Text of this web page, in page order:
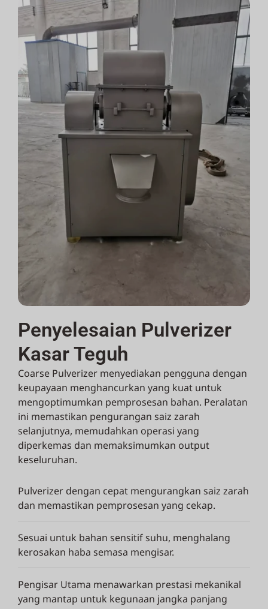
Penyelesaian Pulverizer
Kasar Teguh
Coarse Pulverizer menyediakan pengguna dengan
keupayaan menghancurkan yang kuat untuk
mengoptimumkan pemprosesan bahan. Peralatan
ini memastikan pengurangan saiz zarah
selanjutnya, memudahkan operasi yang
diperkemas dan memaksimumkan output
keseluruhan.
Pulverizer dengan cepat mengurangkan saiz zarah
dan memastikan pemprosesan yang cekap.
Sesuai untuk bahan sensitif suhu, menghalang
kerosakan haba semasa mengisar.
Pengisar Utama menawarkan prestasi mekanikal
yang mantap untuk kegunaan jangka panjang